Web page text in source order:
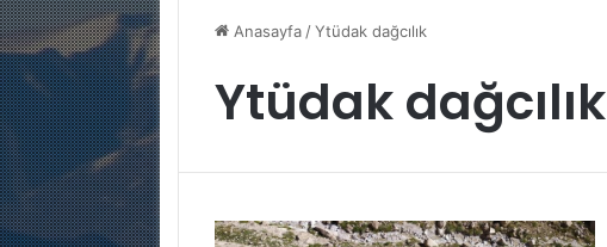
Anasayfa / Ytüdak dağcılık
Ytüdak dağcılık